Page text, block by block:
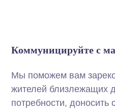
Коммуницируйте с
Мы поможем вам
жителей близлежащих
потребности,